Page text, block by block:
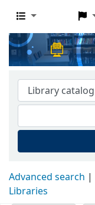
Advanced search
Libraries